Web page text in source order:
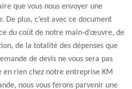
que vous nous envoyer une
De plus, c’est avec ce document
du coût de notre main-d’œuvre, de
de la totalité des dépenses que
de devis ne vous sera pas
en rien chez notre entreprise KM
nous vous ferons parvenir une